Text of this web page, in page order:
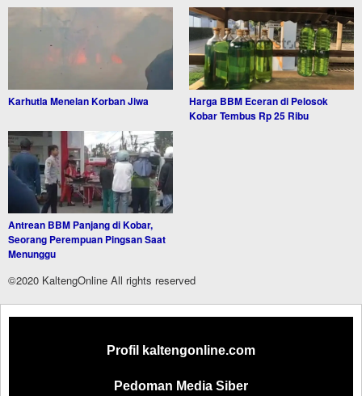
Karhutla Menelan Korban Jiwa
Harga BBM Eceran di Pelosok
Kobar Tembus Rp 25 Ribu
Antrean BBM Panjang di Kobar,
Seorang Perempuan Pingsan Saat
Menunggu
©2020 KaltengOnline All rights reserved
Profil kaltengonline.com
Pedoman Media Siber